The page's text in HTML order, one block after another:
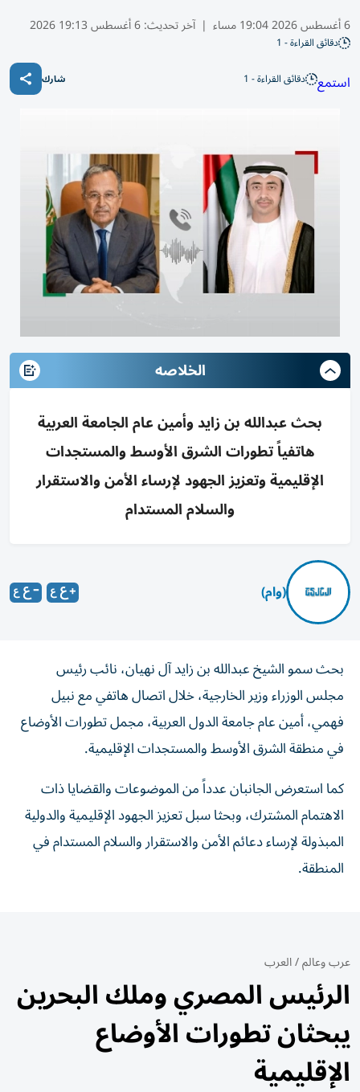
6 أغسطس 2026 19:04 مساء | آخر تحديث:6 أغسطس 19:13 2026
دقائق القراءة - 1
استمع دقائق القراءة - 1 شارك
الخلاصه
بحث عبدالله بن زايد وأمين عام الجامعة العربية
هاتفياً تطورات الشرق الأوسط والمستجدات
الإقليمية وتعزيز الجهود لإرساء الأمن والاستقرار
والسلام المستدام
(وام)
بحث سمو الشيخ عبدالله بن زايد آل نهيان، نائب رئيس
مجلس الوزراء وزير الخارجية، خلال اتصال هاتفي مع نبيل
فهمي، أمين عام جامعة الدول العربية، مجمل تطورات الأوضاع
في منطقة الشرق الأوسط والمستجدات الإقليمية.
كما استعرض الجانبان عدداً من الموضوعات والقضايا ذات
الاهتمام المشترك، وبحثا سبل تعزيز الجهود الإقليمية والدولية
المبذولة لإرساء دعائم الأمن والاستقرار والسلام المستدام في
المنطقة.
عرب وعالم/العرب
الرئيس المصري وملك البحرين
يبحثان تطورات الأوضاع
الإقليمية